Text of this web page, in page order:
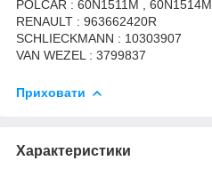
POLCAR : 60N1511M , 60N1514M
RENAULT : 963662420R
SCHLIECKMANN : 10303907
VAN WEZEL : 3799837
Приховати
Характеристики